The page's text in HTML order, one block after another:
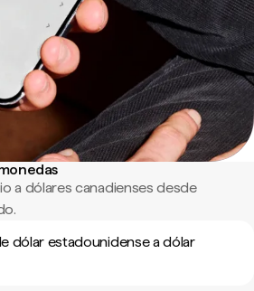
a dólares canadienses desde
dólar estadounidense a dólar